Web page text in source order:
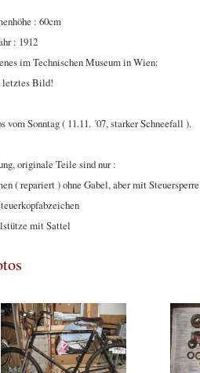
: 60cm
: 1912
im Technischen Museum in Wien:
letztes Bild!
vom Sonntag ( 11.11. ´07, starker Schneefall ).
originale Teile sind nur :
( repariert ) ohne Gabel, aber mit Steuersperre
mit Sattel